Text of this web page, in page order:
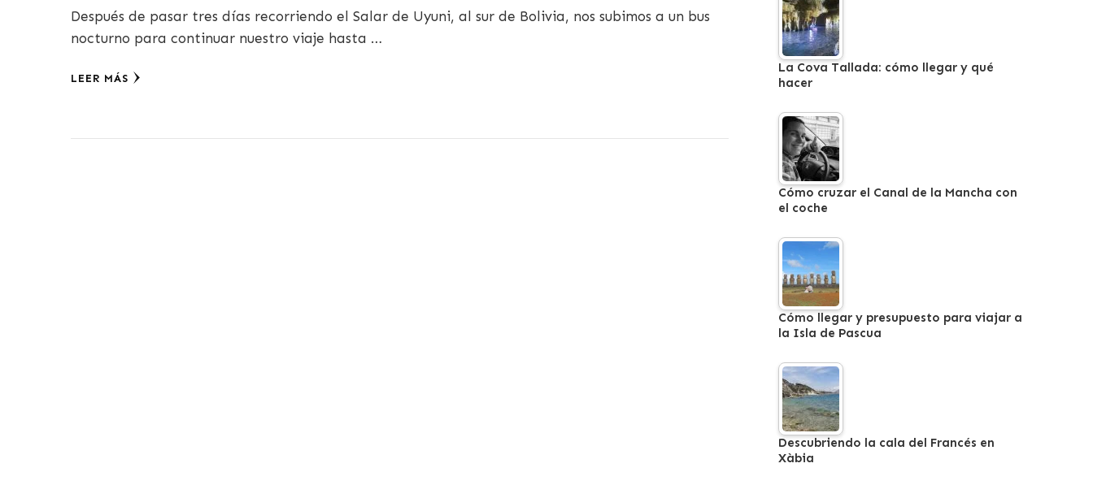
Después de pasar tres días recorriendo el Salar de Uyuni, al sur de Bolivia, nos subimos a un bus
nocturno para continuar nuestro viaje hasta …
LEER MÁS
La Cova Tallada: cómo llegar y qué
hacer
Cómo cruzar el Canal de la Mancha con
el coche
Cómo llegar y presupuesto para viajar a
la Isla de Pascua
Descubriendo la cala del Francés en
Xàbia